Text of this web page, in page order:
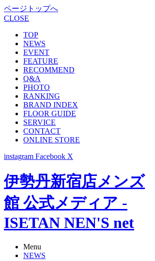
ページトップへ
CLOSE
TOP
NEWS
EVENT
FEATURE
RECOMMEND
Q&A
PHOTO
RANKING
BRAND INDEX
FLOOR GUIDE
SERVICE
CONTACT
ONLINE STORE
instagram Facebook X
伊勢丹新宿店メンズ
館 公式メディア -
ISETAN NEN'S net
Menu
NEWS